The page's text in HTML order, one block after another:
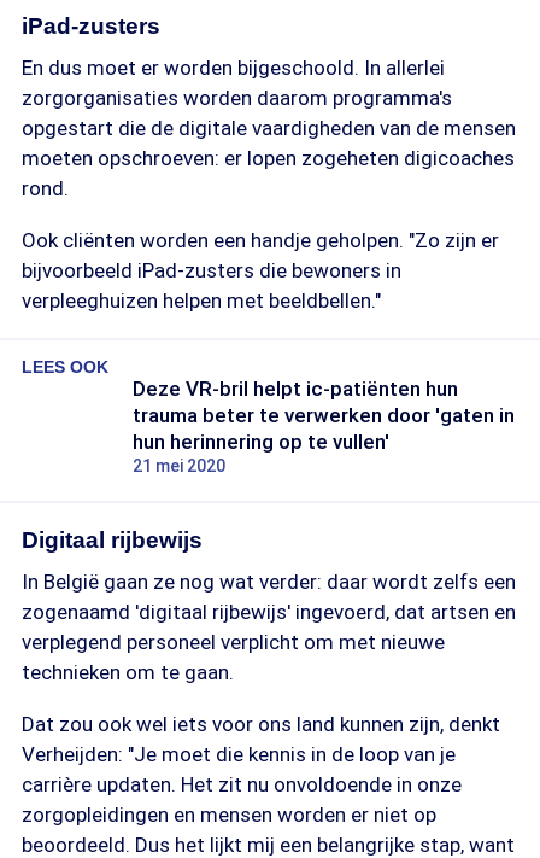
iPad-zusters
En dus moet er worden bijgeschoold. In allerlei
zorgorganisaties worden daarom programma's
opgestart die de digitale vaardigheden van de mensen
moeten opschroeven: er lopen zogeheten digicoaches
rond.
Ook cliënten worden een handje geholpen. "Zo zijn er
bijvoorbeeld iPad-zusters die bewoners in
verpleeghuizen helpen met beeldbellen."
LEES OOK
Deze VR-bril helpt ic-patiënten hun
trauma beter te verwerken door 'gaten in
hun herinnering op te vullen'
21 mei 2020
Digitaal rijbewijs
In België gaan ze nog wat verder: daar wordt zelfs een
zogenaamd 'digitaal rijbewijs' ingevoerd, dat artsen en
verplegend personeel verplicht om met nieuwe
technieken om te gaan.
Dat zou ook wel iets voor ons land kunnen zijn, denkt
Verheijden: "Je moet die kennis in de loop van je
carrière updaten. Het zit nu onvoldoende in onze
zorgopleidingen en mensen worden er niet op
beoordeeld. Dus het lijkt mij een belangrijke stap, want